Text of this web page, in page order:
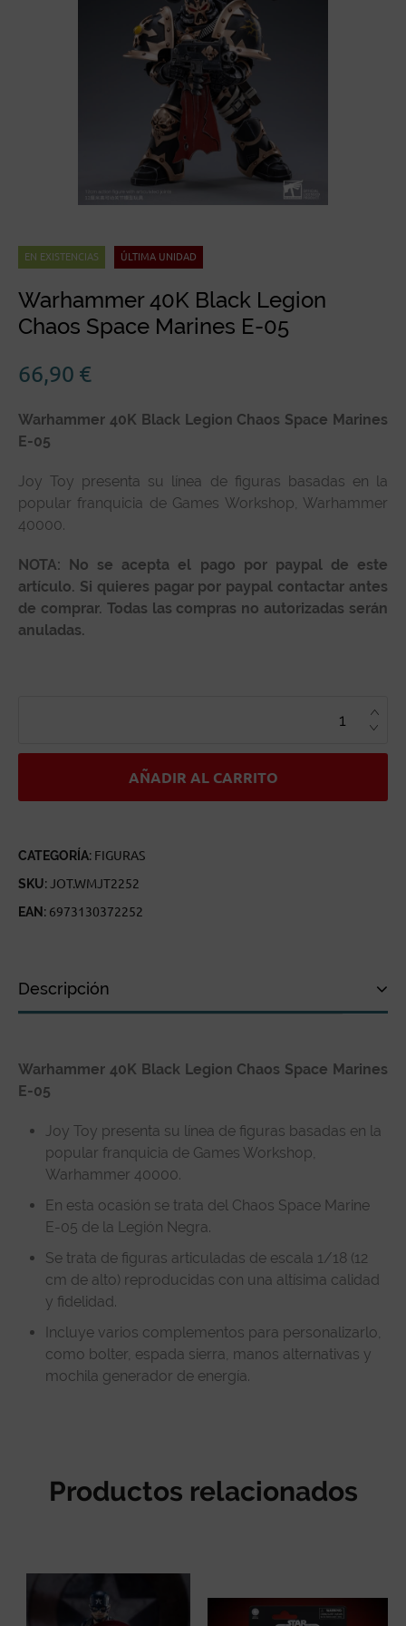
EN EXISTENCIAS ÚLTIMA UNIDAD
Warhammer 40K Black Legion
Chaos Space Marines E-05
66,90 €
Warhammer 40K Black Legion Chaos Space Marines
E-05
Joy Toy presenta su línea de figuras basadas en la
popular franquicia de Games Workshop, Warhammer
40000.
NOTA: No se acepta el pago por paypal de este
artículo. Si quieres pagar por paypal contactar antes
de comprar. Todas las compras no autorizadas serán
anuladas.
SPACE
AÑADIR AL CARRITO
CATEGORÍA: FIGURAS
SKU:JOT.WMJT2252
EAN: 6973130372252
Descripción
Especificaciones técnicas
Warhammer 40K Black Legion Chaos Space Marines
E-05
Joy Toy presenta su línea de figuras basadas en la
popular franquicia de Games Workshop,
Warhammer 40000.
En esta ocasión se trata del Chaos Space Marine
E-05 de la Legión Negra.
Se trata de figuras articuladas de escala 1/18 (12
cm de alto) reproducidas con una altísima calidad
y fidelidad.
Incluye varios complementos para personalizarlo,
como bolter, espada sierra, manos alternativas y
mochila generador de energía.
Productos relacionados